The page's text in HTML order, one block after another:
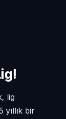
lig
yıllık bir